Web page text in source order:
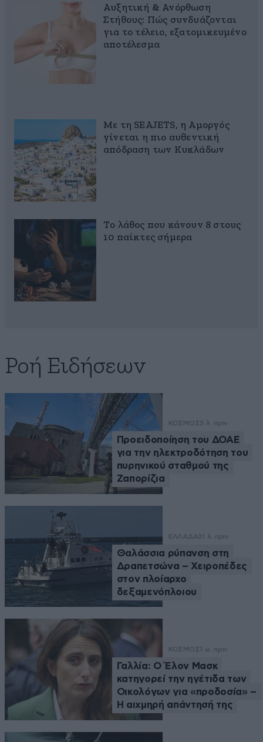
Αυξητική & Ανόρθωση
Στήθους: Πώς συνδυάζονται
για το τέλειο, εξατομικευμένο
αποτέλεσμα
Με τη SEAJETS, η Αμοργός
γίνεται η πιο αυθεντική
απόδραση των Κυκλάδων
Το λάθος που κάνουν 8 στους
10 παίκτες σήμερα
Ροή Ειδήσεων
ΚΟΣΜΟΣ3 λ. πριν
Προειδοποίηση του ΔΟΑΕ
για την ηλεκτροδότηση του
πυρηνικού σταθμού της
Ζαπορίζια
ΕΛΛΑΔΑ31 λ. πριν
Θαλάσσια ρύπανση στη
Δραπετσώνα – Χειροπέδες
στον πλοίαρχο
δεξαμενόπλοιου
ΚΟΣΜΟΣ 1 ω. πριν
Γαλλία: Ο Έλον Μασκ
κατηγορεί την ηγέτιδα των
Οικολόγων για «προδοσία» –
Η αιχμηρή απάντησή της